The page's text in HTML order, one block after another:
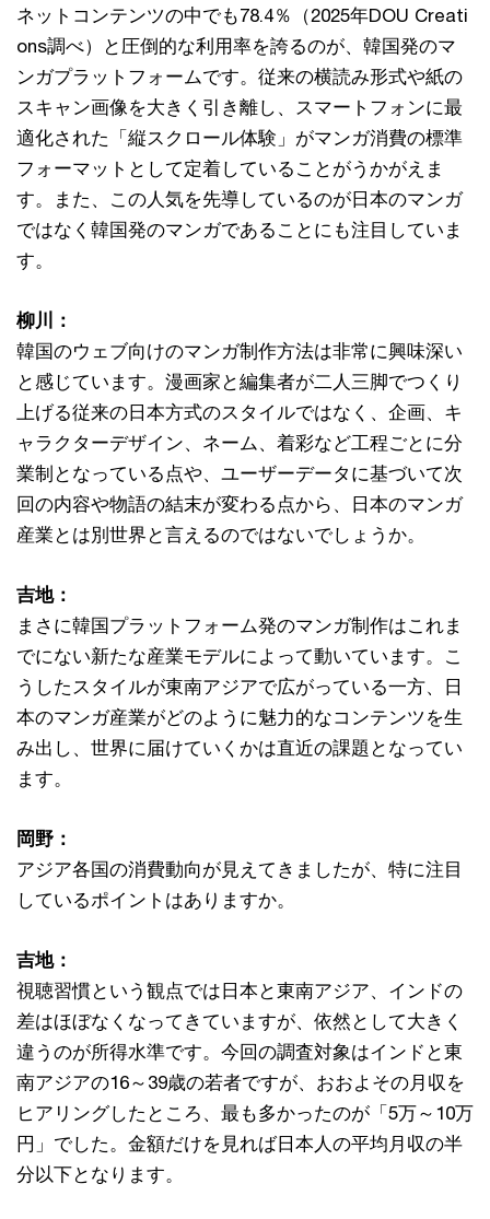
ネットコンテンツの中でも78.4％（2025年DOU Creati
ons調べ）と圧倒的な利用率を誇るのが、韓国発のマ
ンガプラットフォームです。従来の横読み形式や紙の
スキャン画像を大きく引き離し、スマートフォンに最
適化された「縦スクロール体験」がマンガ消費の標準
フォーマットとして定着していることがうかがえま
す。また、この人気を先導しているのが日本のマンガ
ではなく韓国発のマンガであることにも注目していま
す。
柳川：
韓国のウェブ向けのマンガ制作方法は非常に興味深い
と感じています。漫画家と編集者が二人三脚でつくり
上げる従来の日本方式のスタイルではなく、企画、キ
ャラクターデザイン、ネーム、着彩など工程ごとに分
業制となっている点や、ユーザーデータに基づいて次
回の内容や物語の結末が変わる点から、日本のマンガ
産業とは別世界と言えるのではないでしょうか。
吉地：
まさに韓国プラットフォーム発のマンガ制作はこれま
でにない新たな産業モデルによって動いています。こ
うしたスタイルが東南アジアで広がっている一方、日
本のマンガ産業がどのように魅力的なコンテンツを生
み出し、世界に届けていくかは直近の課題となってい
ます。
岡野：
アジア各国の消費動向が見えてきましたが、特に注目
しているポイントはありますか。
吉地：
視聴習慣という観点では日本と東南アジア、インドの
差はほぼなくなってきていますが、依然として大きく
違うのが所得水準です。今回の調査対象はインドと東
南アジアの16～39歳の若者ですが、おおよその月収を
ヒアリングしたところ、最も多かったのが「5万～10万
円」でした。金額だけを見れば日本人の平均月収の半
分以下となります。